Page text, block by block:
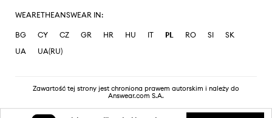
WEARETHEANSWEAR IN:
BG CY CZ GR HR HU IT PL RO SI
SK
UA
UA(RU)
Zawartość tej strony jest chroniona prawem autorskim i należy do
Answear.com S.A.